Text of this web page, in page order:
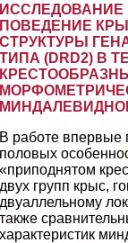
ИССЛЕДОВАНИЕ
ПОВЕДЕНИЕ
СТРУКТУРЫ
ТИПА (DRD2) В
В работе впервые
пoлoвых
«приподнятом
двух групп крыс,
двуаллельному
также
хаpaктеристик